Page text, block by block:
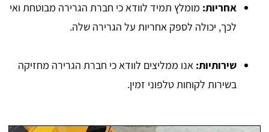
אחריות: מומלץ תמיד לוודא כי חברת הגרירה מבוטחת ואי
לכך, יכולה לספק אחריות על הגרירה שלה.
שירותיות: אנו ממליצים לוודא כי חברת הגרירה מחזיקה
בשירות לקוחות טלפוני זמין.